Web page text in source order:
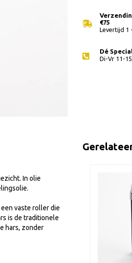
€75
Levertijd 1
Dé
Di-Vr 11-
In olie
vaste roller die
is de traditionele
hars, zonder